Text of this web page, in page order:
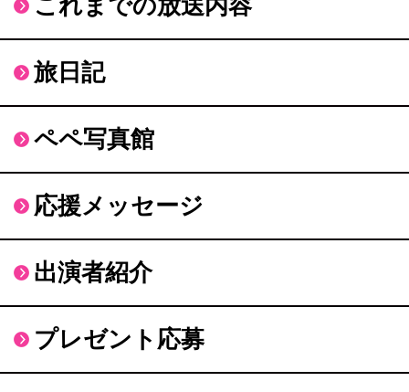
これまでの放送内容
旅日記
ペペ写真館
応援メッセージ
出演者紹介
プレゼント応募